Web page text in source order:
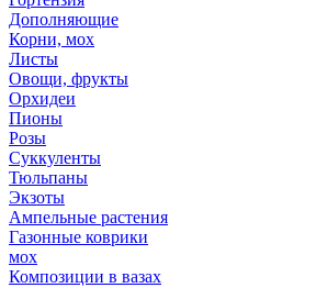
Дополняющие
Корни, мох
Листы
Овощи, фрукты
Орхидеи
Пионы
Розы
Суккуленты
Тюльпаны
Экзоты
Ампельные растения
Газонные коврики
мох
Композиции в вазах